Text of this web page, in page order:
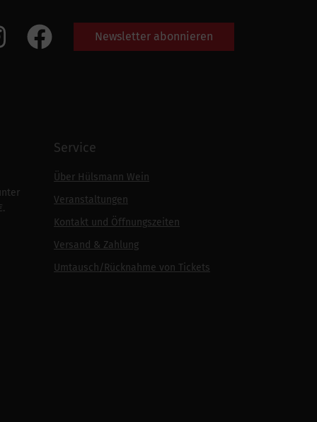
Newsletter abonnieren
Service
Über Hülsmann Wein
Veranstaltungen
Kontakt und Öffnungszeiten
Versand & Zahlung
Umtausch/Rücknahme von Tickets